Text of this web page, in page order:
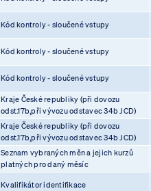
Kód kontroly - sloučené vstupy
Kód kontroly - sloučené vstupy
Kód kontroly - sloučené vstupy
Kraje České republiky (při dovozu
odst.17b,při vývozu odstavec 34b JCD)
Kraje České republiky (při dovozu
odst.17b,při vývozu odstavec 34b JCD)
Seznam vybraných měn a jejich kurzů
platných pro daný měsíc
Kvalifikátor identifikace